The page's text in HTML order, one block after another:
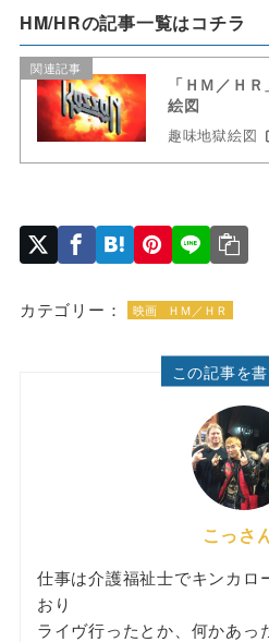
HM/HRの記事一覧はコチラ
関連記事
「ＨＭ／Ｈ
絵図
趣味地獄絵図
カテゴリー： 映画 ＨＭ／ＨＲ
この記事を
こっさ
仕事は介護福祉士でキンカロ
おり
ライヴ行ったとか、何かあっ